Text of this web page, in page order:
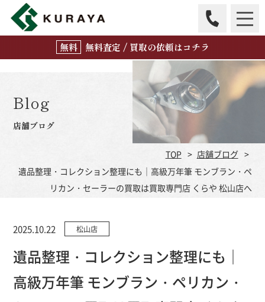
無料査定 / 買取の依頼はコチラ
Blog
店舗ブログ
TOP
店舗ブログ
遺品整理・コレクション整理にも｜高級万年筆 モンブラン・ペ
リカン・セーラーの買取は買取専門店 くらや 松山店へ
2025.10.22 松山店
遺品整理・コレクション整理にも｜
高級万年筆 モンブラン・ペリカン・